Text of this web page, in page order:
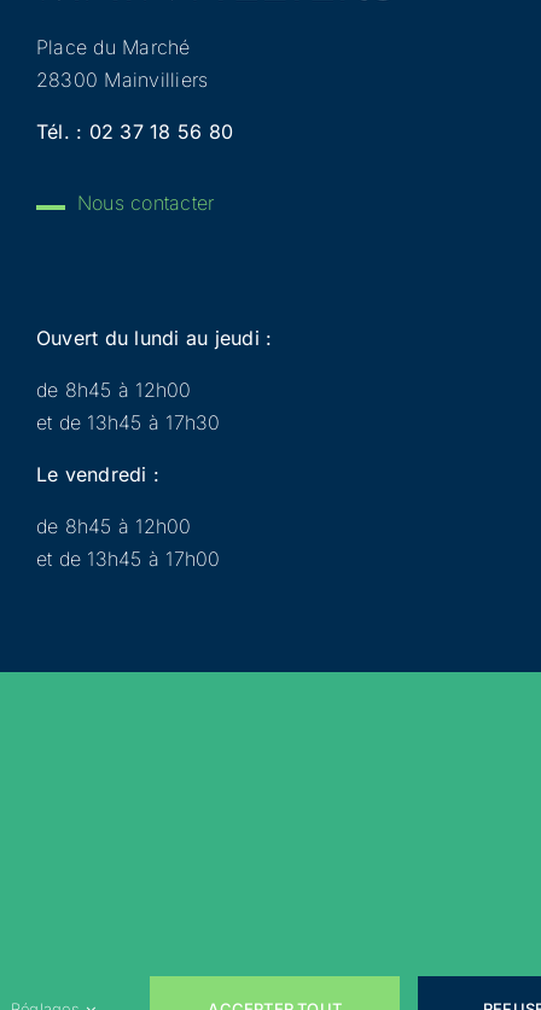
Place du Marché
28300 Mainvilliers
Tél. : 02 37 18 56 80
Nous contacter
Ouvert du lundi au jeudi :
de 8h45 à 12h00
et de 13h45 à 17h30
Le vendredi :
de 8h45 à 12h00
et de 13h45 à 17h00